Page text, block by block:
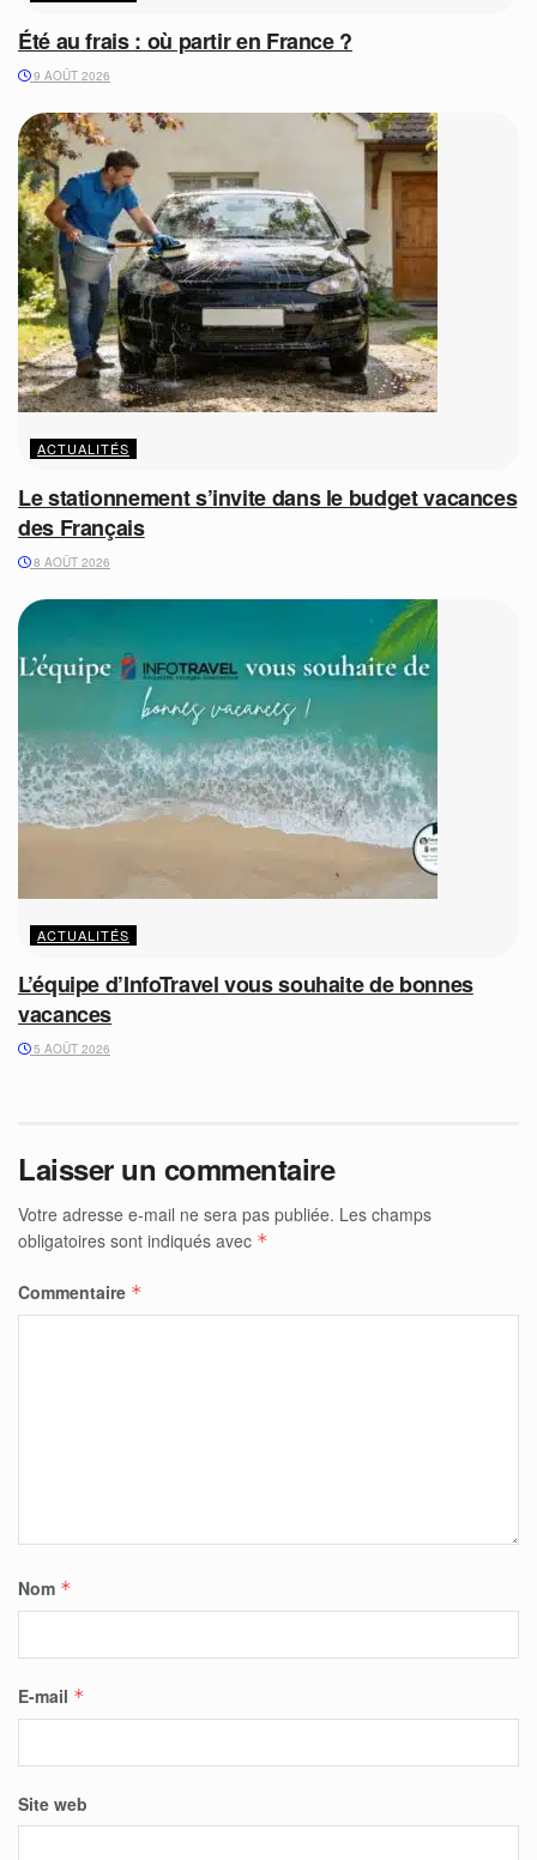
Été au frais : où partir en France ?
9 AOÛT 2026
ACTUALITÉS
Le stationnement s’invite dans le budget vacances
des Français
8 AOÛT 2026
ACTUALITÉS
L’équipe d’InfoTravel vous souhaite de bonnes
vacances
5 AOÛT 2026
Laisser un commentaire
Votre adresse e-mail ne sera pas publiée. Les champs
obligatoires sont indiqués avec *
Commentaire *
Nom *
E-mail *
Site web